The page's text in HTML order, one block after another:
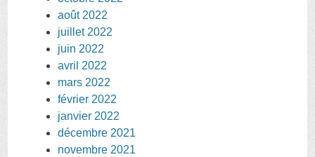
août 2022
juillet 2022
juin 2022
avril 2022
mars 2022
février 2022
janvier 2022
décembre 2021
novembre 2021